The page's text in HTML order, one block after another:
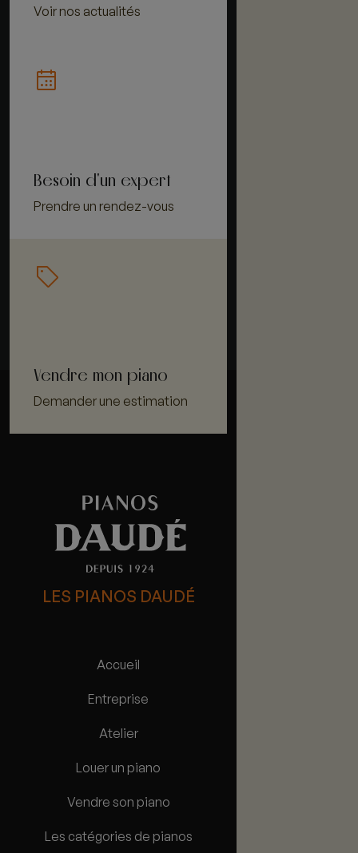
Voir nos actualités
Besoin d'un expert
Prendre un rendez-vous
Vendre mon piano
Demander une estimation
LES PIANOS DAUDÉ
Accueil
Entreprise
Atelier
Louer un piano
Vendre son piano
Les catégories de pianos